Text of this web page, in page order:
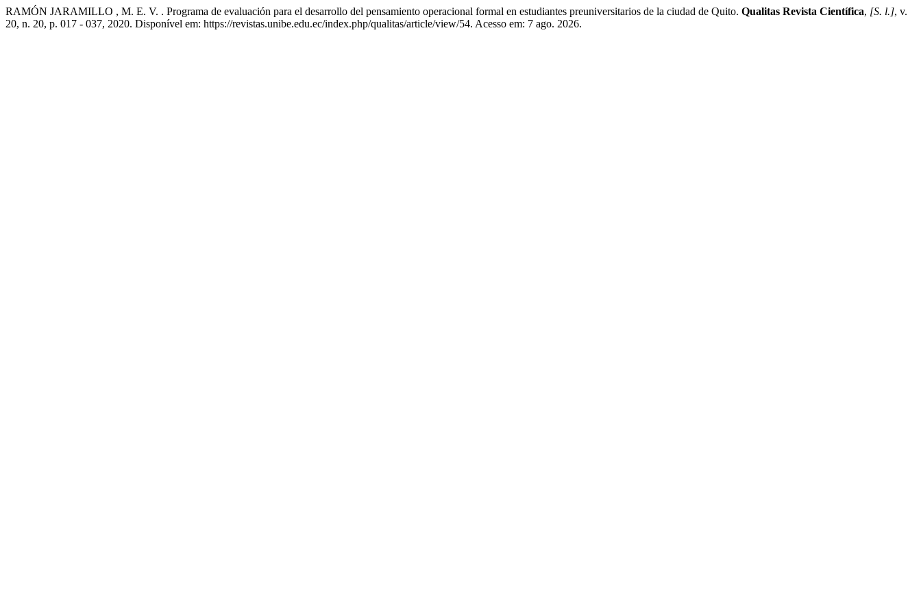
RAMÓN JARAMILLO , M. E. V. . Programa de evaluación para el desarrollo del pensamiento operacional formal en estudiantes preuniversitarios de la ciudad de Quito. Qualitas Revista Científica, [S. l.], v.
20, n. 20, p. 017 - 037, 2020. Disponível em: https://revistas.unibe.edu.ec/index.php/qualitas/article/view/54. Acesso em: 7 ago. 2026.